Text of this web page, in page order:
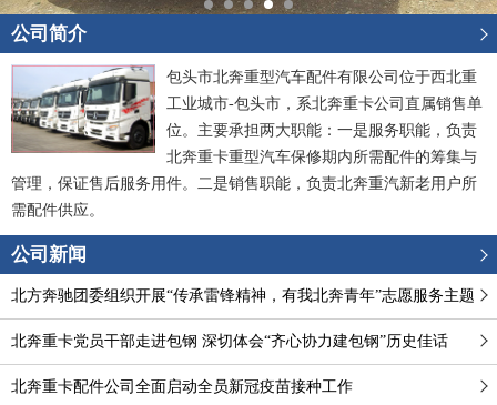
公司简介
包头市北奔重型汽车配件有限公司位于西北重
工业城市-包头市，系北奔重卡公司直属销售单
位。主要承担两大职能：一是服务职能，负责
北奔重卡重型汽车保修期内所需配件的筹集与
管理，保证售后服务用件。二是销售职能，负责北奔重汽新老用户所
需配件供应。
公司新闻
北方奔驰团委组织开展“传承雷锋精神，有我北奔青年”志愿服务主题
团日系列活动
北奔重卡党员干部走进包钢 深切体会“齐心协力建包钢”历史佳话
北奔重卡配件公司全面启动全员新冠疫苗接种工作